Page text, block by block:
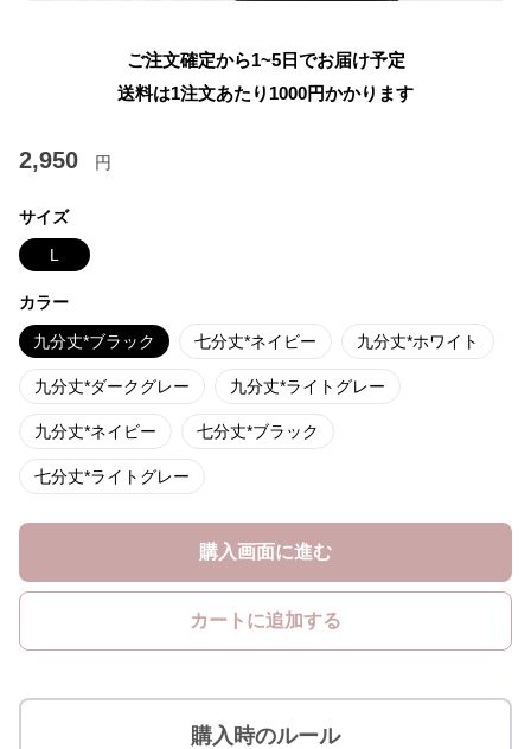
ご注文確定から1~5日でお届け予定
送料は1注文あたり 1000円かかります
2,950 円
サイズ
L
カラー
九分丈*ブラック 七分丈*ネイビー 九分丈*ホワイト
九分丈*ダークグレー 九分丈*ライトグレー
九分丈*ネイビー 七分丈*ブラック
七分丈*ライトグレー
購入画面に進む
カートに追加する
購入時のルール